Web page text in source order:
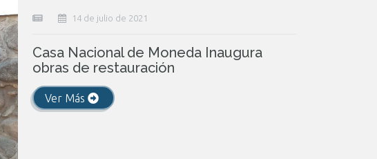
14 de julio de 2021
Casa Nacional de Moneda Inaugura
obras de restauración
Ver Más